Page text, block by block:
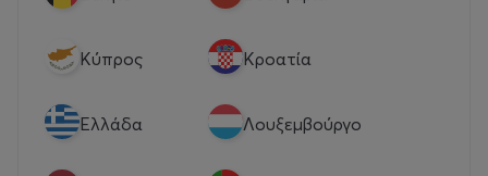
Κύπρος Κροατία
Eλλάδα Λουξεμβούργο